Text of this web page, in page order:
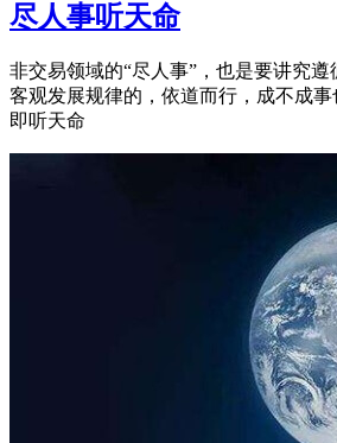
尽人事听天命
非交易领域的“尽人事”，也是要讲究
客观发展规律的，依道而行，成不成事
即听天命